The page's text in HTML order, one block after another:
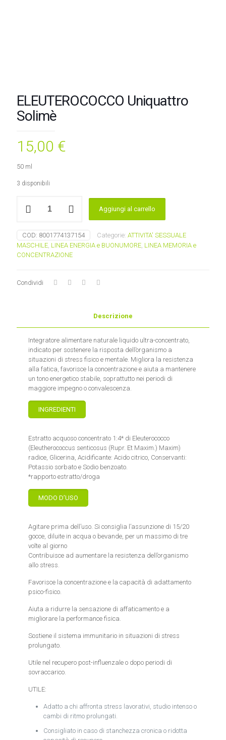
ELEUTEROCOCCO Uniquattro
Solimè
15,00 €
50 ml
3 disponibili
quantità
Aggiungi al carrello
COD: 8001774137154 Categorie: ATTIVITA' SESSUALE
MASCHILE, LINEA ENERGIA e BUONUMORE, LINEA MEMORIA e
CONCENTRAZIONE
Condividi
Descrizione
Integratore alimentare naturale liquido ultra-concentrato,
indicato per sostenere la risposta dell’organismo a
situazioni di stress fisico e mentale. Migliora la resistenza
alla fatica, favorisce la concentrazione e aiuta a mantenere
un tono energetico stabile, soprattutto nei periodi di
maggiore impegno o convalescenza.
INGREDIENTI
Estratto acquoso concentrato 1:4* di Eleuterococco
(Eleutherococcus senticosus (Rupr. Et Maxim.) Maxim)
radice, Glicerina, Acidificante: Acido citrico, Conservanti:
Potassio sorbato e Sodio benzoato.
*rapporto estratto/droga
MODO D’USO
Agitare prima dell’uso. Si consiglia l’assunzione di 15/20
gocce, diluite in acqua o bevande, per un massimo di tre
volte al giorno
Contribuisce ad aumentare la resistenza dell’organismo
allo stress.
Favorisce la concentrazione e la capacità di adattamento
psico-fisico.
Aiuta a ridurre la sensazione di affaticamento e a
migliorare la performance fisica.
Sostiene il sistema immunitario in situazioni di stress
prolungato.
Utile nel recupero post-influenzale o dopo periodi di
sovraccarico.
UTILE:
Adatto a chi affronta stress lavorativi, studio intenso o
cambi di ritmo prolungati.
Consigliato in caso di stanchezza cronica o ridotta